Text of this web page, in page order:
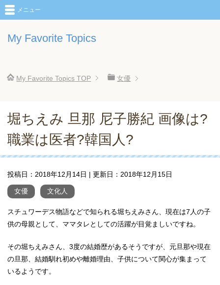
My Favorite Topics
メニュー
My Favorite Topics TOP 女優
堀ちえみ 旦那 尼子勝紀 画像は?
職業は医者?韓国人?
投稿日： 2018年12月14日 | 更新日： 2018年12月15日
女優 文化人
スチュワーデス物語などで知られる堀ちえみさん、現在は7人の子
供の母親として、ママタレとしての活躍が目覚ましいですね。
その堀ちえみさん、3度の結婚歴があるそうですが、元旦那や現在
の旦那、結婚馴れ初めや離婚理由、子供について関心が集まって
いるようです。